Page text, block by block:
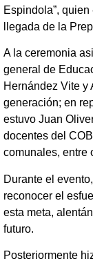
Espindola”,
llegada de la
A la ceremonia
general de
Hernández Vite y
generación; en
estuvo Juan
docentes del
comunales, entre
Durante el
reconocer el
esta meta,
futuro.
Posteriormente